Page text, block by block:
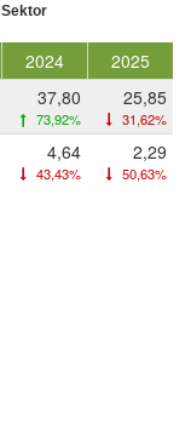
Sektor
2024
2025
37,80
73,92%
25,85
31,62%
4,64
43,43%
2,29
50,63%